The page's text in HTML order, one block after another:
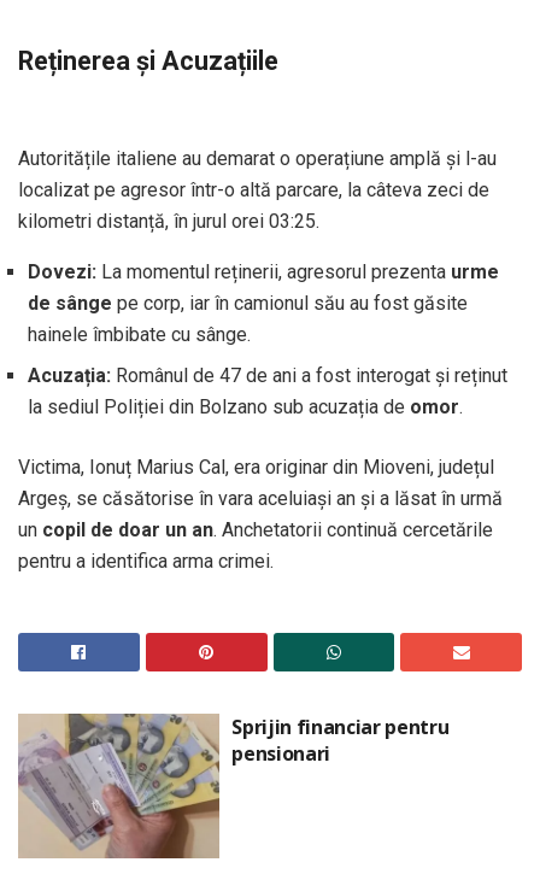
Reținerea și Acuzațiile
Autoritățile italiene au demarat o operațiune amplă și l-au
localizat pe agresor într-o altă parcare, la câteva zeci de
kilometri distanță, în jurul orei 03:25.
Dovezi: La momentul reținerii, agresorul prezenta urme
de sânge pe corp, iar în camionul său au fost găsite
hainele îmbibate cu sânge.
Acuzația: Românul de 47 de ani a fost interogat și reținut
la sediul Poliției din Bolzano sub acuzația de omor.
Victima, Ionuț Marius Cal, era originar din Mioveni, județul
Argeș, se căsătorise în vara aceluiași an și a lăsat în urmă
un copil de doar un an. Anchetatorii continuă cercetările
pentru a identifica arma crimei.
Sprijin financiar pentru
pensionari